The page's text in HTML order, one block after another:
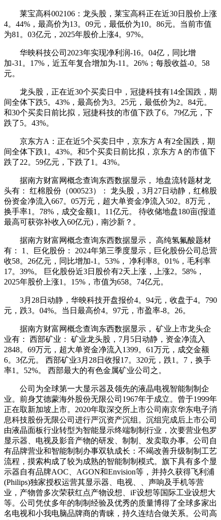
莱宝高科002106：龙头股，莱宝高科正在近30日股价上涨
4。44%，最高价为13。09元，最低价为10。86元。当前市值
为81。03亿元，2025年股价上涨4。97%。
华映科技公司2023年实现净利润-16。04亿，同比增
加-31。17%，近五年复合增加为-11。26%；每股收益-0。58
元。
龙头股，正在近30个买卖日中，冠捷科技有14全国跌，期
间全体下跌5。43%，最高价为3。25元，最低价为2。84元。
和30个买卖日前比拟，冠捷科技的市值下跌了6。79亿元，下
跌了5。43%。
京东方A：正在近5个买卖日中，京东方Ａ有2全国跌，期
间全体下跌1。43%。和5个买卖日前比拟，京东方Ａ的市值下
跌了22。59亿元，下跌了1。43%。
据南方财富网概念查询东西数据显示， 地盘流转题材龙
头有： 红棉股份（000523）： 龙头股，3月27日动静，红棉股
份资金净流入667。05万元，超大单资金净流入502。8万元，
换手率1。78%，成交金额1。11亿元。 待收储地盘180亩(报道
最高可获弥补收入60亿元)，南沙新？。
据南方财富网概念查询东西数据显示， 高纯氢氟酸题材
有： 1、巨化股份： 2024年第三季度显示，巨化股份公司总营
收58。26亿元，同比增加-1。53%， 净利率8。01%，毛利率
17。39%。 巨化股份近3日股价有2天上涨，上涨2。58%，
2025年股价上涨1。15%，市值为658。74亿元。
3月28日动静，华映科技开盘报价4。94元，收盘于4。790
元，跌3。04%。当日最高价4。97元，市盈率-8。26。
据南方财富网概念查询东西数据显示， 矿业上市龙头企
业有： 西部矿业： 矿业龙头股，7月5日动静，资金净流入
2848。69万元，超大单资金净流入1399。61万元，成交金额
6。3亿元。 西部矿业3月28日收报17。320元，跌1。7，换手
率1。52%。 西部最大的有色金属矿业公司之。
公司为全球第一大显示器及领先的液晶电视智能制制企
业。前身艾德蒙海外股份无限公司1967年于成立。曾于1999年
正在取新加坡上市。2020年取深交所上市公司南京华东电子消
息科技股份无限公司进行严沉资产沉组。沉组完成后上市公司
由液晶面板行业转型为智能显示终端制制行业，次要营业包罗
显示器、电视及影音产物的研发、制制、发卖取办事。公司自
有品牌营业和智能制制办事双轨成长：不竭改善升级制制工艺
流程，摸索构成了较为成熟的智能制制模式。旗下具有多个显
示器自有品牌AOC、AGON和Envision等，并持久获得飞利浦
(Philips)独家授权运营其显示器、电视、、声响及手机等营
业，产物曾多次荣获红点产物设想、iF设想等国际工业设想大
等。公司凭仗多年的制制经验及优秀的质量博得了全球多家出
名电视和小我电脑品牌商的青睐，持久连结合做关系。公司高